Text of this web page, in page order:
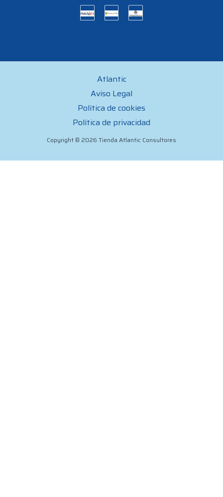
Atlantic
Aviso Legal
Política de cookies
Política de privacidad
Copyright © 2026 Tienda Atlantic Consultores